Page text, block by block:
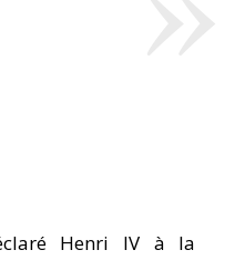
Henri IV à la